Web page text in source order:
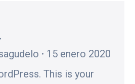
15 enero 2020
This is your